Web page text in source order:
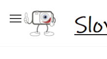
содержанию